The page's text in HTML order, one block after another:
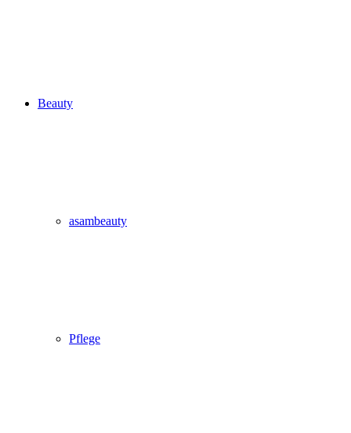
Beauty
asambeauty
Pflege